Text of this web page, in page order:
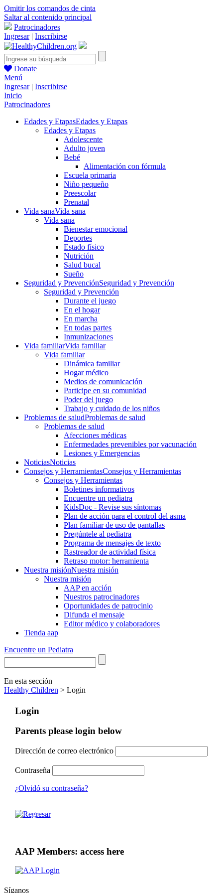
Omitir los comandos de cinta
Saltar al contenido principal
Patrocinadores
Ingresar| Inscribirse
Donate
Menú
Ingresar| Inscribirse
Inicio
Patrocinadores
Edades y EtapasEdades y Etapas
Edades y Etapas
Adolescente
Adulto joven
Bebé
Alimentación con fórmula
Escuela primaria
Niño pequeño
Preescolar
Prenatal
Vida sanaVida sana
Vida sana
Bienestar emocional
Deportes
Estado físico
Nutrición
Salud bucal
Sueño
Seguridad y PrevenciónSeguridad y Prevención
Seguridad y Prevención
Durante el juego
En el hogar
En marcha
En todas partes
Inmunizaciones
Vida familiarVida familiar
Vida familiar
Dinámica familiar
Hogar médico
Medios de comunicación
Participe en su comunidad
Poder del juego
Trabajo y cuidado de los niños
Problemas de saludProblemas de salud
Problemas de salud
Afecciones médicas
Enfermedades prevenibles por vacunación
Lesiones y Emergencias
NoticiasNoticias
Consejos y HerramientasConsejos y Herramientas
Consejos y Herramientas
Boletines informativos
Encuentre un pediatra
KidsDoc - Revise sus síntomas
Plan de acción para el control del asma
Plan familiar de uso de pantallas
Pregúntele al pediatra
Programa de mensajes de texto
Rastre​​ador de activida​d física
Retraso motor: herramienta
Nuestra misiónNuestra misión
Nuestra misión
AAP en acción
Nuestros patrocinadores
Oportunidades de patrocinio
Difunda el mensaje
Editor médico y colaboradores
Tienda aap
Encuentre un Pediatra
En esta sección
Healthy Children > Login
Login
Parents please login below
Dirección de correo electrónico
Contraseña
¿Olvidó su contraseña?
AAP Members: access here
Síganos